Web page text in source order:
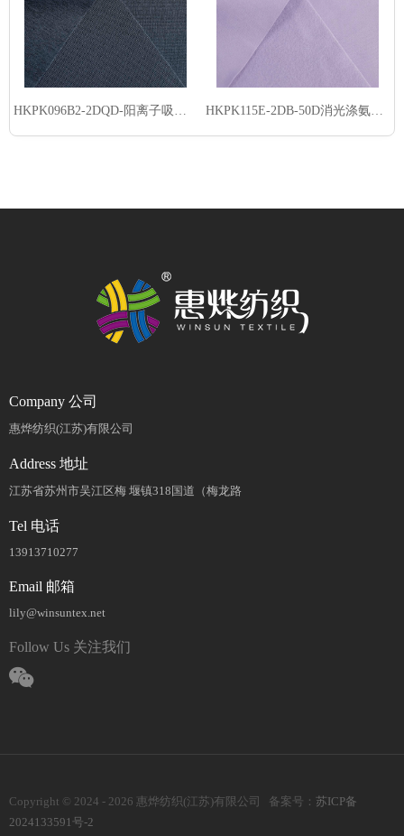
HKPK096B2-2DQD-阳离子吸湿速干棉感雪柳-吸光发热 HKPK115E-2DB-50D消光涤氨PK起绒布-吸光发热
Company 公司
惠烨纺织(江苏)有限公司
Address 地址
江苏省苏州市吴江区梅 堰镇318国道（梅龙路
Tel 电话
13913710277
Email 邮箱
lily@winsuntex.net
Follow Us 关注我们
Copyright © 2024 - 2026 惠烨纺织(江苏)有限公司 备案号： 苏ICP备
2024133591号-2